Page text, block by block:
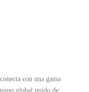
con una gama
global unido de